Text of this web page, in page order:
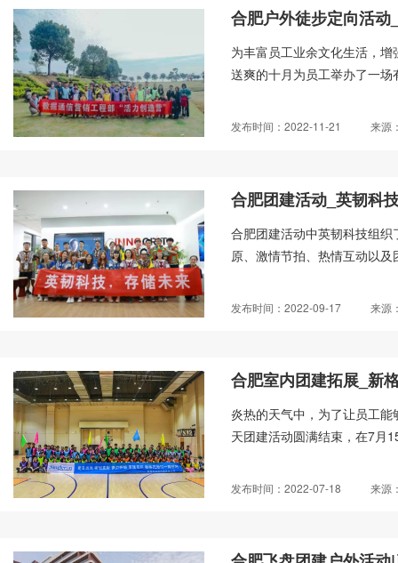
合肥户外徒步定向活动
为丰富员工业余文化生活，
送爽的十月为员工举办了一
发布时间：2022-11-21 来源
合肥团建活动_英韧科
合肥团建活动中英韧科技组
原、激情节拍、热情互动以
发布时间：2022-09-17 来源
合肥室内团建拓展_新
炎热的天气中，为了让员工
天团建活动圆满结束，在7月
发布时间：2022-07-18 来源